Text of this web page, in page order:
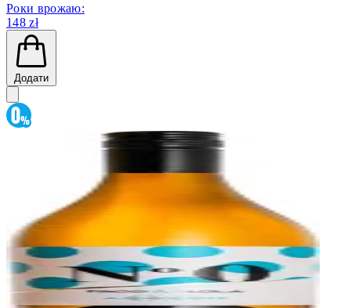
Роки врожаю:
148 zł
Додати